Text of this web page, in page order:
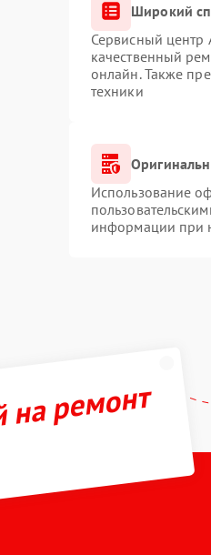
Широкий
Сервисный центр
качественный
онлайн. Также
техники
Использование
информации при
ремонт